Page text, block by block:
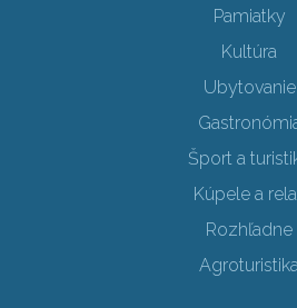
Pamiatky
Kultúra
Ubytovanie
Šport a
Kúpele a
Rozhľadne